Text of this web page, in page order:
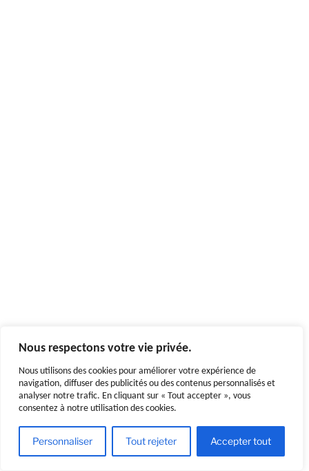
Nous respectons votre vie privée.
Nous utilisons des cookies pour améliorer votre expérience de
navigation, diffuser des publicités ou des contenus personnalisés et
analyser notre trafic. En cliquant sur « Tout accepter », vous
consentez à notre utilisation des cookies.
Personnaliser Tout rejeter Accepter tout